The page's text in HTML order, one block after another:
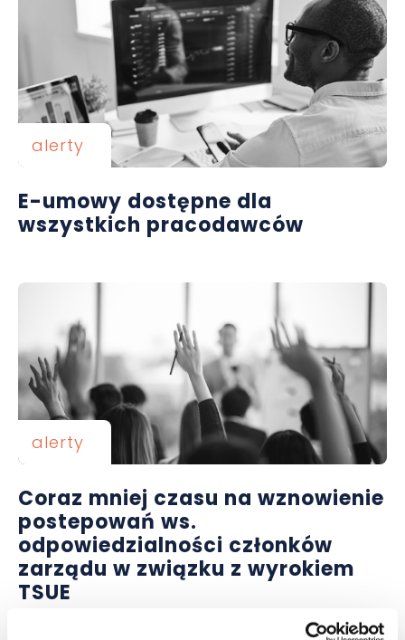
alerty
E-umowy dostępne dla
wszystkich pracodawców
alerty
Coraz mniej czasu na wznowienie
postepowań ws.
odpowiedzialności członków
zarządu w związku z wyrokiem
TSUE